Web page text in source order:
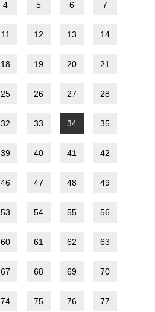
4 5 6 7
11 12 13 14
18 19 20 21
25 26 27 28
32 33 34 35
39 40 41 42
46 47 48 49
53 54 55 56
60 61 62 63
67 68 69 70
74 75 76 77